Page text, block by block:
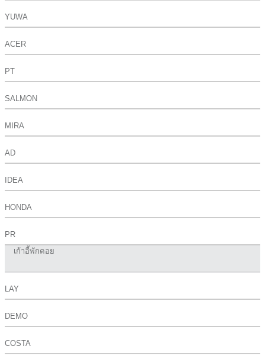
YUWA
ACER
PT
SALMON
MIRA
AD
IDEA
HONDA
PR
เก้าอี้พักคอย
LAY
DEMO
COSTA